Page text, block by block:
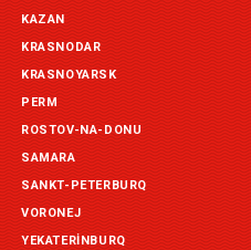
ул. Красный Октябрь, 1а, )
ул. Бисертская, д.1)
Родины, д. 2)
KAZAN
KRASNODAR
KRASNOYARSK
PERM
ROSTOV-NA-DONU
SAMARA
SANKT-PETERBURQ
VORONEJ
YEKATERINBURQ